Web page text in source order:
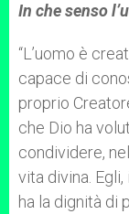
In che senso
“L’uomo è
capace di
proprio
che Dio ha
condividere,
vita divina.
ha la dignità di